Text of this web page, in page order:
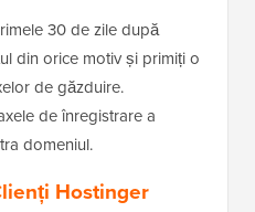
30 de zile după
din orice motiv și primiți o
de găzduire.
de înregistrare a
domeniul.
Hostinger